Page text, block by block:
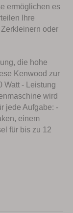
ermöglichen es
Ihre
oder
die hohe
Kenwood zur
Watt - Leistung
wird
jede Aufgabe: -
einem
für bis zu 12